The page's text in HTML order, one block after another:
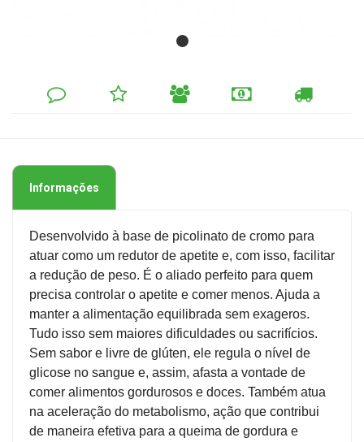
DEIXE
COMENTÁRIO
MINHA
LISTA
INDIQUE
FORMAS
CALCULAR
FRETE
Informações
Desenvolvido à base de picolinato de cromo para
atuar como um redutor de apetite e, com isso, facilitar
a redução de peso. É o aliado perfeito para quem
precisa controlar o apetite e comer menos. Ajuda a
manter a alimentação equilibrada sem exageros.
Tudo isso sem maiores dificuldades ou sacrifícios.
Sem sabor e livre de glúten, ele regula o nível de
glicose no sangue e, assim, afasta a vontade de
comer alimentos gordurosos e doces. Também atua
na aceleração do metabolismo, ação que contribui
de maneira efetiva para a queima de gordura e